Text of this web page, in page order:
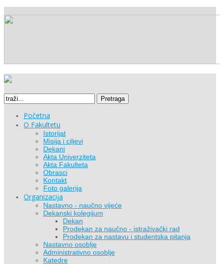
Pretraga
Početna
O Fakultetu
Istorijat
Misija i ciljevi
Dekani
Akta Univerziteta
Akta Fakulteta
Obrasci
Kontakt
Foto galerija
Organizacija
Nastavno - naučno vijeće
Dekanski kolegijum
Dekan
Prodekan za naučno - istraživački rad
Prodekan za nastavu i studentska pitanja
Nastavno osoblje
Administrativno osoblje
Katedre